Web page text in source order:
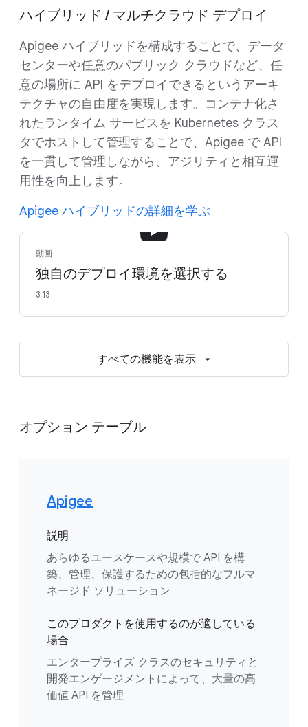
ハイブリッド / マルチクラウド デプロイ
Apigee ハイブリッドを構成することで、データ
センターや任意のパブリック クラウドなど、任
意の場所に API をデプロイできるというアーキ
テクチャの自由度を実現します。コンテナ化さ
れたランタイム サービスを Kubernetes クラス
タでホストして管理することで、Apigee で API
を一貫して管理しながら、アジリティと相互運
用性を向上します。
Apigee ハイブリッドの詳細を学ぶ
動画
独自のデプロイ環境を選択する
3:13
すべての機能を表示
オプション テーブル
Apigee
説明
あらゆるユースケースや規模で API を構
築、管理、保護するための包括的なフルマ
ネージド ソリューション
このプロダクトを使用するのが適している
場合
エンタープライズ クラスのセキュリティと
開発エンゲージメントによって、大量の高
価値 API を管理